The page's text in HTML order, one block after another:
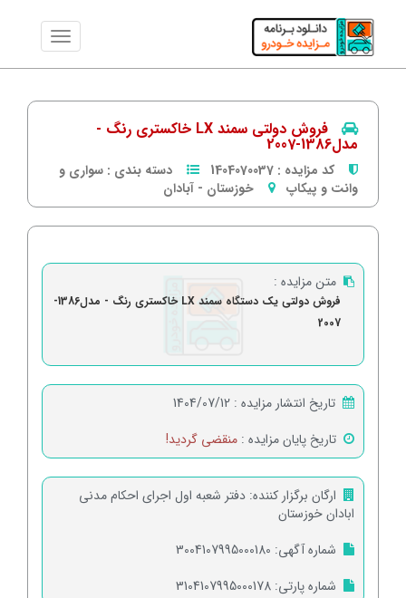
فروش دولتی سمند LX خاکستری رنگ -
مدل1386-2007
کد مزایده : 1404070037 دسته بندی : سواری و
وانت و پیکاپ
خوزستان - آبادان
متن مزایده :
فروش دولتی یک دستگاه سمند LX خاکستری رنگ - مدل1386-
2007
تاریخ انتشار مزایده : 1404/07/12
تاریخ پایان مزایده : منقضی گردید!
ارگان برگزار کننده: دفتر شعبه اول اجرای احکام مدنی
ابادان خوزستان
شماره آگهی: 3004107995000180
شماره پارتی: 3104107995000178